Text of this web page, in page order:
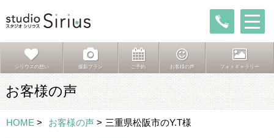
シリウスの想い 撮影プラン ご予約 お客様の声 フォトギャラリー
お客様の声
HOME > お客様の声 > 三重県松阪市のY.T様